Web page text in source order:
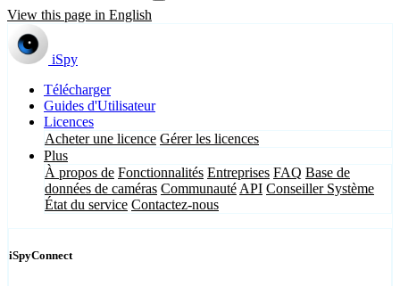
View this page in English
iSpy
Télécharger
Guides d'Utilisateur
Licences
Acheter une licence Gérer les licences
Plus
À propos de Fonctionnalités Entreprises FAQ Base de
données de caméras Communauté API Conseiller Système
État du service Contactez-nous
iSpyConnect